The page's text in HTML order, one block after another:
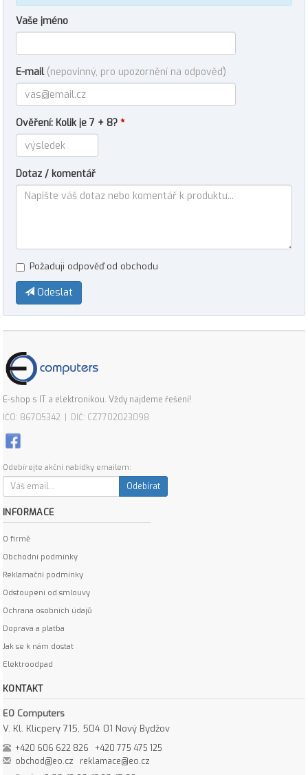
Vaše jméno
E-mail (nepovinný, pro upozornění na odpověď)
Ověření: Kolik je 7 + 8? *
Dotaz / komentář
Požaduji odpověď od obchodu
Odeslat
E-shop s IT a elektronikou. Vždy najdeme řešení!
IČO: 86705342 | DIČ: CZ7702023098
Odebírejte akční nabídky emailem:
Odebírat
INFORMACE
O firmě
Obchodní podmínky
Reklamační podmínky
Odstoupení od smlouvy
Ochrana osobních údajů
Doprava a platba
Jak se k nám dostat
Elektroodpad
KONTAKT
EO Computers
V. Kl. Klicpery 715, 504 01 Nový Bydžov
+420 606 622 826
+420 775 475 125
obchod@eo.cz
reklamace@eo.cz